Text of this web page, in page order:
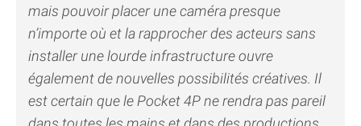
mais pouvoir placer une caméra presque
n’importe où et la rapprocher des acteurs sans
installer une lourde infrastructure ouvre
également de nouvelles possibilités créatives. Il
est certain que le Pocket 4P ne rendra pas pareil